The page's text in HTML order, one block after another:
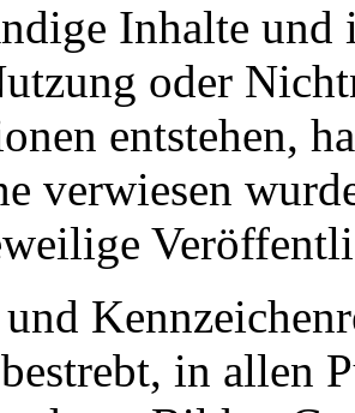
Inhalte und
oder
entstehen,
verwiesen
in allen